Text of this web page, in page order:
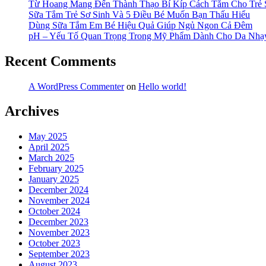
Từ Hoang Mang Đến Thành Thạo Bí Kíp Cách Tắm Cho Trẻ
Sữa Tắm Trẻ Sơ Sinh Và 5 Điều Bé Muốn Bạn Thấu Hiểu
Dùng Sữa Tắm Em Bé Hiệu Quả Giúp Ngủ Ngon Cả Đêm
pH – Yếu Tố Quan Trọng Trong Mỹ Phẩm Dành Cho Da
Recent Comments
A WordPress Commenteron Hello world!
Archives
May 2025
April 2025
March 2025
February 2025
January 2025
December 2024
November 2024
October 2024
December 2023
November 2023
October 2023
September 2023